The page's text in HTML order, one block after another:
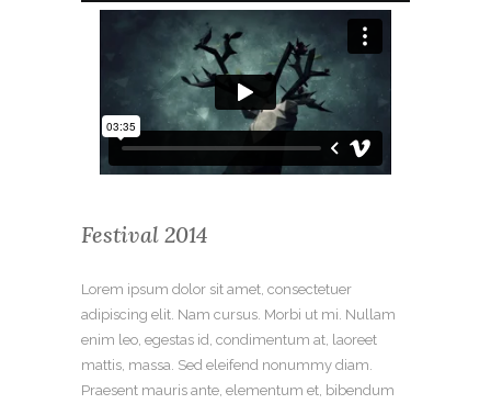
Festival 2014
Lorem ipsum dolor sit amet, consectetuer
adipiscing elit. Nam cursus. Morbi ut mi. Nullam
enim leo, egestas id, condimentum at, laoreet
mattis, massa. Sed eleifend nonummy diam.
Praesent mauris ante, elementum et, bibendum